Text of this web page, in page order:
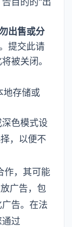
出售或分
提交此请
被关闭。
地存储或
色模式设
，以便不
作，其可能
广告，包
告。在法
过